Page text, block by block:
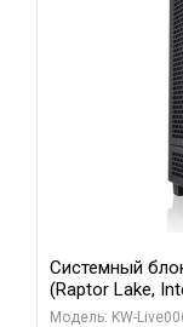
Системный
(Raptor Lake,
RTX5080
Модель: KW-